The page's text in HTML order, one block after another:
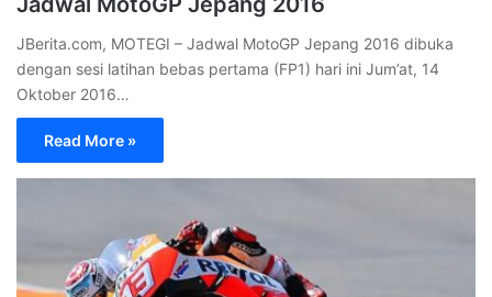
Marquez dan Lorenzo Asapi Rossi Di GP
Aragon 2016
JBerita.com – Hasil MotoGP Aragon 2016, Malam, 25
satu dan dua. Duo…
Read More »
Load More